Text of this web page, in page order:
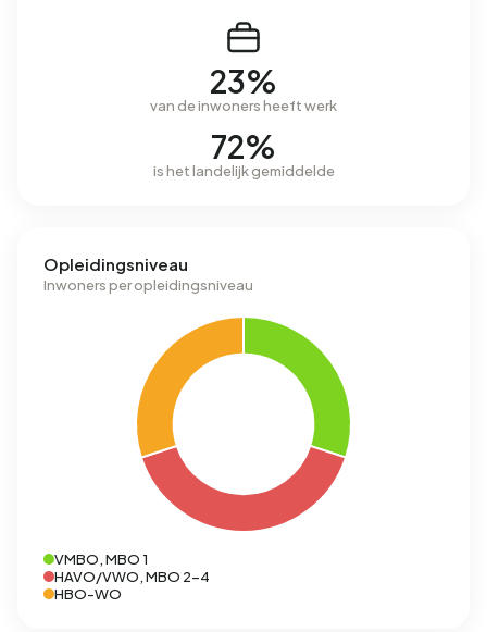
23%
van de inwoners heeft werk
72%
is het landelijk gemiddelde
Opleidingsniveau
Inwoners per opleidingsniveau
VMBO, MBO 1
HAVO/VWO, MBO 2-4
HBO-WO